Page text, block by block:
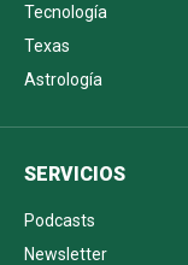
Tecnología
Texas
Astrología
SERVICIOS
Podcasts
Newsletter